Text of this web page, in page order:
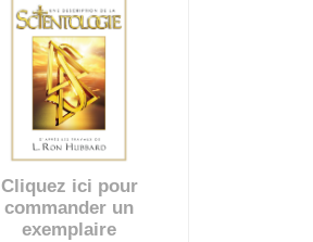
Cliquez ici pour
commander un
exemplaire